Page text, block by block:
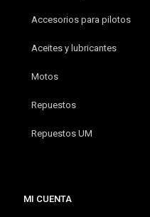
Accesorios para pilotos
Aceites y lubricantes
Motos
Repuestos
Repuestos UM
MI CUENTA